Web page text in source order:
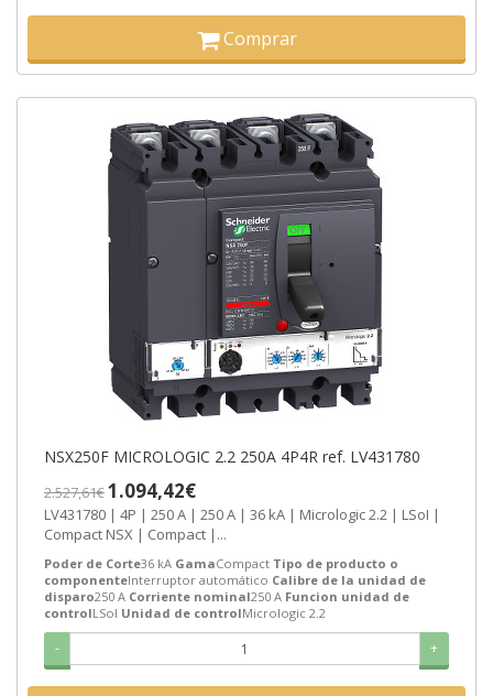
Comprar
NSX250F MICROLOGIC 2.2 250A 4P4R ref. LV431780
2.527,61€1.094,42€
LV431780 | 4P | 250 A | 250 A | 36 kA | Micrologic 2.2 | LSoI |
Compact NSX | Compact |...
Poder de Corte36 kA GamaCompact Tipo de producto o
componenteInterruptor automático Calibre de la unidad de
disparo250 A Corriente nominal250 A Funcion unidad de
controlLSoI Unidad de controlMicrologic 2.2
- +